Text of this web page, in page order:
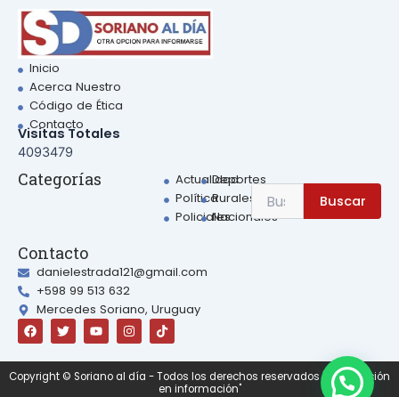
Inicio
Acerca Nuestro
Código de Ética
Contacto
Visitas Totales
4093479
Categorías
Actualidad
Política
Policiales
Deportes
Rurales
Nacionales
Search
for:
Buscar
Contacto
danielestrada121@gmail.com
+598 99 513 632
Mercedes Soriano, Uruguay
F
a
c
e
b
o
T
w
i
t
t
Y
o
u
t
u
I
n
s
t
a
Copyright © Soriano al día - Todos los derechos reservados | "Otra opción
en información"